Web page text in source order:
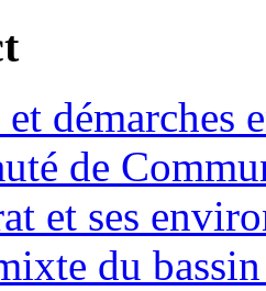
démarches
de
et ses
du